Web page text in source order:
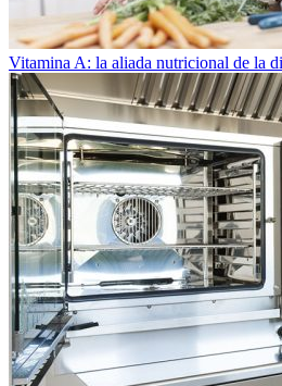
Vitamina A: la aliada nutricional de la